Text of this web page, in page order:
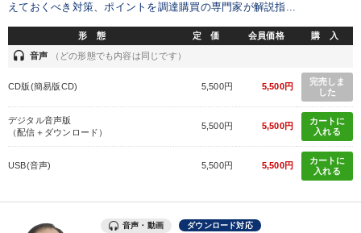
えておくべき対策、ポイントを調達購買の専門家が解説指...
形 態 定 価 会員価格 購 入
headset 音声 （どの形態でも内容は同じです）
CD版(簡易版CD) 5,500円 5,500円
完売しま
した
デジタル音声版
（配信＋ダウンロード）
5,500円 5,500円
カートに
入れる
USB(音声) 5,500円 5,500円
カートに
入れる
音声・動画 ダウンロード対応